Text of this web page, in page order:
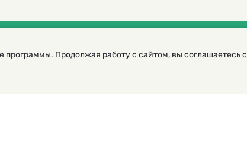
журнал для детей
сайта
Продолжая работу с сайтом, вы соглашаетесь с